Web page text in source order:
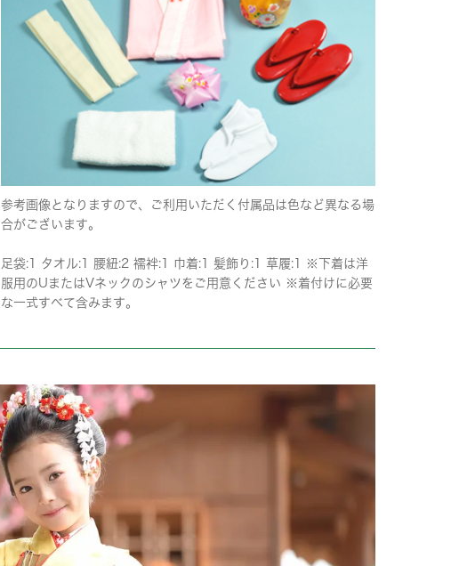
参考画像となりますので、ご利用いただく付属品は色など異なる場
合がございます。
足袋:1 タオル:1 腰紐:2 襦袢:1 巾着:1 髪飾り:1 草履:1 ※下着は洋
服用のUまたはVネックのシャツをご用意ください ※着付けに必要
な一式すべて含みます。